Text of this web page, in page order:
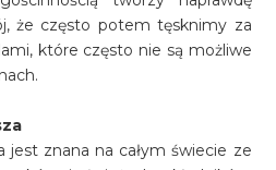
że często potem tęsknimy za
które często nie są możliwe
jest znana na całym świecie ze